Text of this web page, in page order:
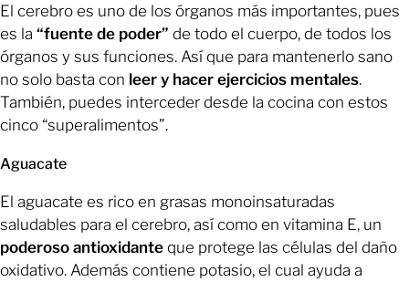
El cerebro es uno de los órganos más importantes, pues
es la “fuente de poder” de todo el cuerpo, de todos los
órganos y sus funciones. Así que para mantenerlo sano
no solo basta con leer y hacer ejercicios mentales.
También, puedes interceder desde la cocina con estos
cinco “superalimentos”.
Aguacate
El aguacate es rico en grasas monoinsaturadas
saludables para el cerebro, así como en vitamina E, un
poderoso antioxidante que protege las células del daño
oxidativo. Además contiene potasio, el cual ayuda a